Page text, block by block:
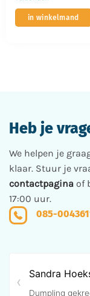
in winkelmand
Heb je
We helpen je
klaar. Stuur je
contactpagina of
17:00 uur.
085-